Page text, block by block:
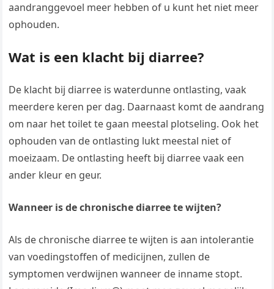
aandranggevoel meer hebben of u kunt het niet meer
ophouden.
Wat is een klacht bij diarree?
De klacht bij diarree is waterdunne ontlasting, vaak
meerdere keren per dag. Daarnaast komt de aandrang
om naar het toilet te gaan meestal plotseling. Ook het
ophouden van de ontlasting lukt meestal niet of
moeizaam. De ontlasting heeft bij diarree vaak een
ander kleur en geur.
Wanneer is de chronische diarree te wijten?
Als de chronische diarree te wijten is aan intolerantie
van voedingstoffen of medicijnen, zullen de
symptomen verdwijnen wanneer de inname stopt.